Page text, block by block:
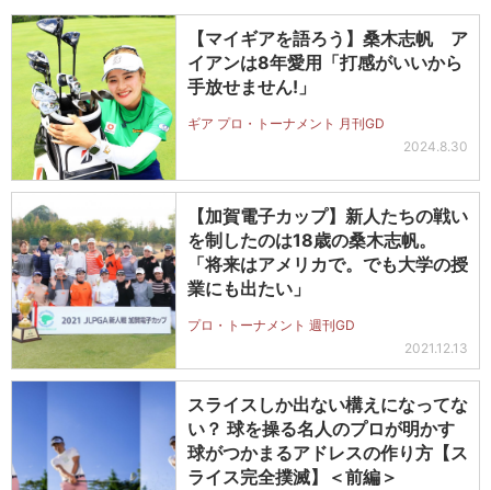
【マイギアを語ろう】桑木志帆 ア
イアンは8年愛用「打感がいいから
手放せません!」
ギア プロ・トーナメント 月刊GD
2024.8.30
【加賀電子カップ】新人たちの戦い
を制したのは18歳の桑木志帆。
「将来はアメリカで。でも大学の授
業にも出たい」
プロ・トーナメント 週刊GD
2021.12.13
スライスしか出ない構えになってな
い？ 球を操る名人のプロが明かす
球がつかまるアドレスの作り方【ス
ライス完全撲滅】＜前編＞